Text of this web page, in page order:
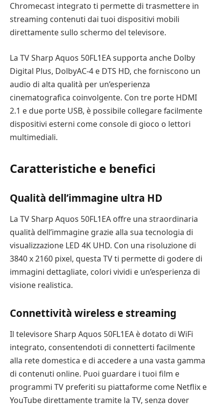
Chromecast integrato ti permette di trasmettere in
streaming contenuti dai tuoi dispositivi mobili
direttamente sullo schermo del televisore.
La TV Sharp Aquos 50FL1EA supporta anche Dolby
Digital Plus, DolbyAC-4 e DTS HD, che forniscono un
audio di alta qualità per un’esperienza
cinematografica coinvolgente. Con tre porte HDMI
2.1 e due porte USB, è possibile collegare facilmente
dispositivi esterni come console di gioco o lettori
multimediali.
Caratteristiche e benefici
Qualità dell’immagine ultra HD
La TV Sharp Aquos 50FL1EA offre una straordinaria
qualità dell’immagine grazie alla sua tecnologia di
visualizzazione LED 4K UHD. Con una risoluzione di
3840 x 2160 pixel, questa TV ti permette di godere di
immagini dettagliate, colori vividi e un’esperienza di
visione realistica.
Connettività wireless e streaming
Il televisore Sharp Aquos 50FL1EA è dotato di WiFi
integrato, consentendoti di connetterti facilmente
alla rete domestica e di accedere a una vasta gamma
di contenuti online. Puoi guardare i tuoi film e
programmi TV preferiti su piattaforme come Netflix e
YouTube direttamente tramite la TV, senza dover